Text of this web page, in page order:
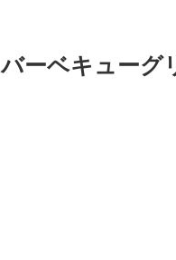
バーベキューグ